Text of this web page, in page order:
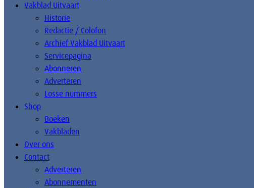
Vakblad Uitvaart
Historie
Redactie / Colofon
Archief Vakblad Uitvaart
Servicepagina
Abonneren
Adverteren
Losse nummers
Shop
Boeken
Vakbladen
Over ons
Contact
Adverteren
Abonnementen